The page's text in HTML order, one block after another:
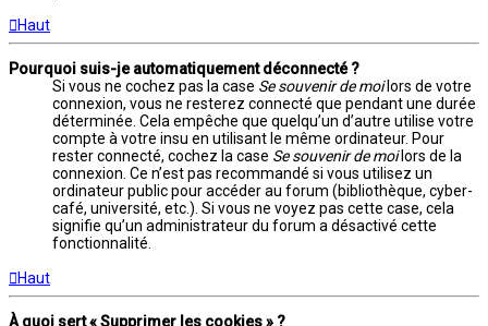
Haut
Pourquoi suis-je automatiquement déconnecté ?
Si vous ne cochez pas la case Se souvenir de moilors de votre
connexion, vous ne resterez connecté que pendant une durée
déterminée. Cela empêche que quelqu’un d’autre utilise votre
compte à votre insu en utilisant le même ordinateur. Pour
rester connecté, cochez la case Se souvenir de moilors de la
connexion. Ce n’est pas recommandé si vous utilisez un
ordinateur public pour accéder au forum (bibliothèque, cyber-
café, université, etc.). Si vous ne voyez pas cette case, cela
signifie qu’un administrateur du forum a désactivé cette
fonctionnalité.
Haut
À quoi sert « Supprimer les cookies » ?